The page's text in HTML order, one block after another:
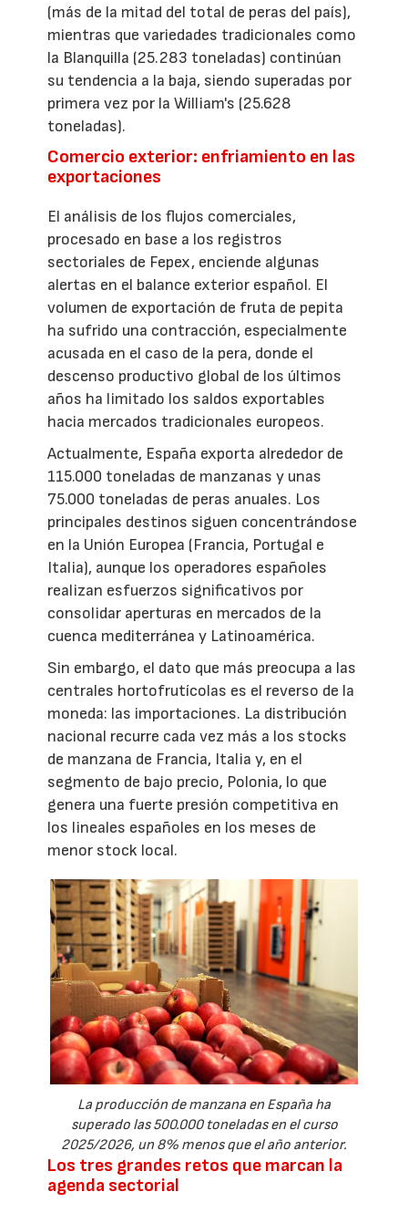
(más de la mitad del total de peras del país),
mientras que variedades tradicionales como
la Blanquilla (25.283 toneladas) continúan
su tendencia a la baja, siendo superadas por
primera vez por la William's (25.628
toneladas).
Comercio exterior: enfriamiento en las
exportaciones
El análisis de los flujos comerciales,
procesado en base a los registros
sectoriales de Fepex, enciende algunas
alertas en el balance exterior español. El
volumen de exportación de fruta de pepita
ha sufrido una contracción, especialmente
acusada en el caso de la pera, donde el
descenso productivo global de los últimos
años ha limitado los saldos exportables
hacia mercados tradicionales europeos.
Actualmente, España exporta alrededor de
115.000 toneladas de manzanas y unas
75.000 toneladas de peras anuales. Los
principales destinos siguen concentrándose
en la Unión Europea (Francia, Portugal e
Italia), aunque los operadores españoles
realizan esfuerzos significativos por
consolidar aperturas en mercados de la
cuenca mediterránea y Latinoamérica.
Sin embargo, el dato que más preocupa a las
centrales hortofrutícolas es el reverso de la
moneda: las importaciones. La distribución
nacional recurre cada vez más a los stocks
de manzana de Francia, Italia y, en el
segmento de bajo precio, Polonia, lo que
genera una fuerte presión competitiva en
los lineales españoles en los meses de
menor stock local.
La producción de manzana en España ha
superado las 500.000 toneladas en el curso
2025/2026, un 8% menos que el año anterior.
Los tres grandes retos que marcan la
agenda sectorial